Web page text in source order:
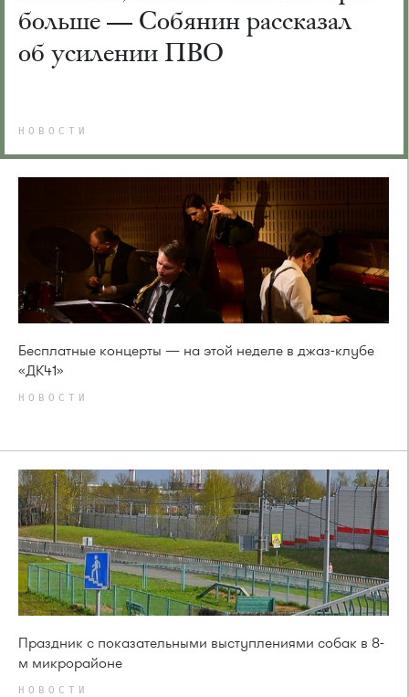
больше — Собянин рассказал
об усилении ПВО
НОВОСТИ
Бесплатные концерты — на этой неделе в джаз-клубе
«ДК41»
НОВОСТИ
Праздник с показательными выступлениями собак в 8-
м микрорайоне
НОВОСТИ